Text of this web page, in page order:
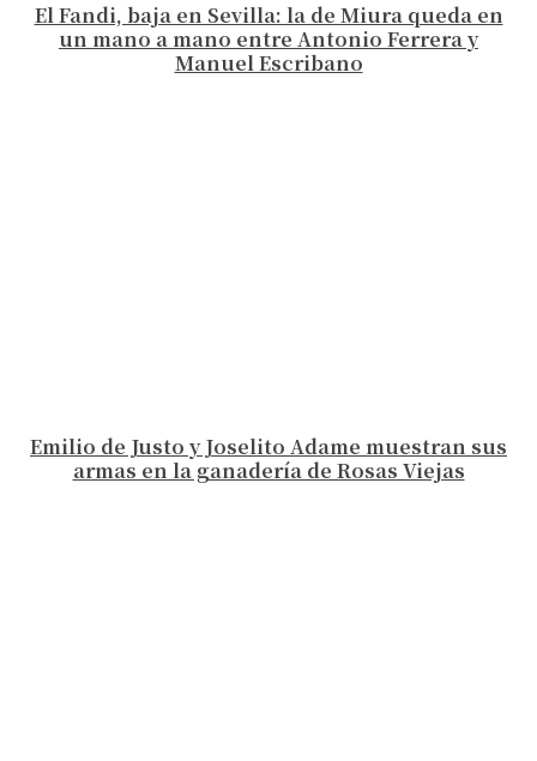
El Fandi, baja en Sevilla: la de Miura queda en
un mano a mano entre Antonio Ferrera y
Manuel Escribano
Emilio de Justo y Joselito Adame muestran sus
armas en la ganadería de Rosas Viejas